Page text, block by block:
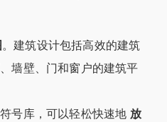
。建筑设计包括高效的建筑
墙壁、门和窗户的建筑平
号库，可以轻松快速地 放